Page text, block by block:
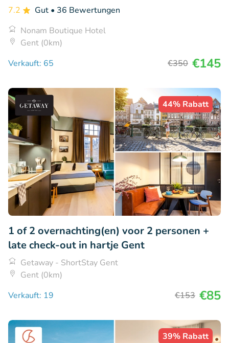
7.2 Gut • 36 Bewertungen
Nonam Boutique Hotel
Gent (0km)
Verkauft: 65
€350 €145
44% Rabatt
1 of 2 overnachting(en) voor 2 personen +
late check-out in hartje Gent
Getaway - ShortStay Gent
Gent (0km)
Verkauft: 19
€153 €85
39% Rabatt